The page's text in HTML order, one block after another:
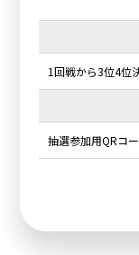
1回戦から3位4位
抽選参加用QRコ